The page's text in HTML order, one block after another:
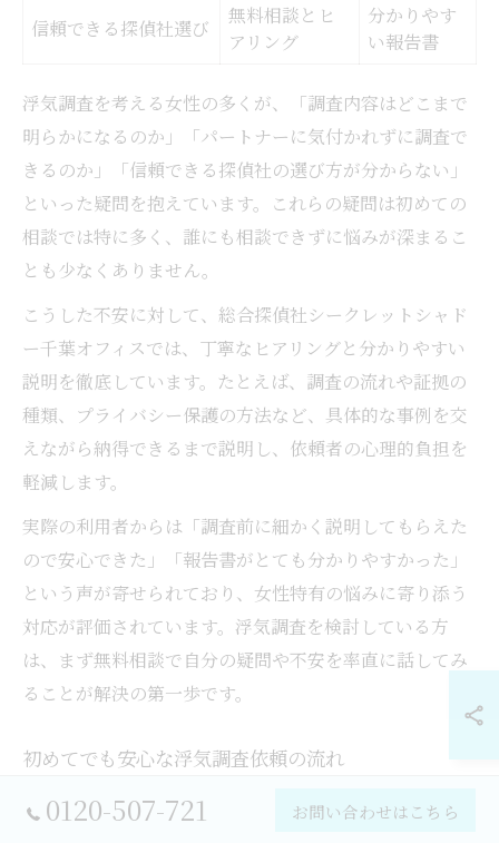
信頼できる探偵社選び
無料相談とヒ
アリング
分かりやす
い報告書
浮気調査を考える女性の多くが、「調査内容はどこまで
明らかになるのか」「パートナーに気付かれずに調査で
きるのか」「信頼できる探偵社の選び方が分からない」
といった疑問を抱えています。これらの疑問は初めての
相談では特に多く、誰にも相談できずに悩みが深まるこ
とも少なくありません。
こうした不安に対して、総合探偵社シークレットシャド
ー千葉オフィスでは、丁寧なヒアリングと分かりやすい
説明を徹底しています。たとえば、調査の流れや証拠の
種類、プライバシー保護の方法など、具体的な事例を交
えながら納得できるまで説明し、依頼者の心理的負担を
軽減します。
実際の利用者からは「調査前に細かく説明してもらえた
ので安心できた」「報告書がとても分かりやすかった」
という声が寄せられており、女性特有の悩みに寄り添う
対応が評価されています。浮気調査を検討している方
は、まず無料相談で自分の疑問や不安を率直に話してみ
ることが解決の第一歩です。
初めてでも安心な浮気調査依頼の流れ
手順 主な内容
ポイント
0120-507-721 お問い合わせはこちら